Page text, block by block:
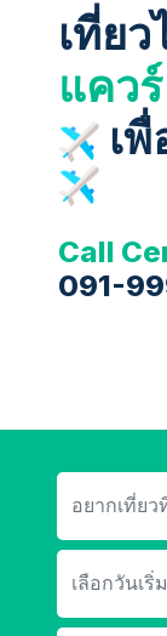
เที่ย
แคว
เ
Call
091-